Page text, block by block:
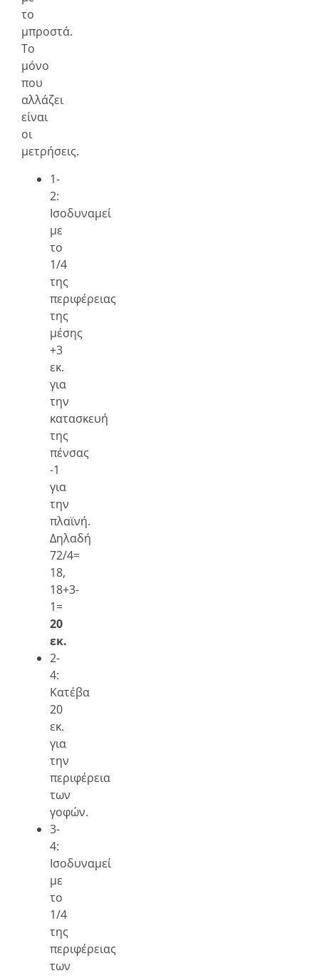
το
μπροστά.
Το
μόνο
που
αλλάζει
είναι
οι
μετρήσεις.
1-
2:
Ισοδυναμεί
με
το
1/4
της
περιφέρειας
της
μέσης
+3
εκ.
για
την
κατασκευή
της
πένσας
-1
για
την
πλαϊνή.
Δηλαδή
72/4=
18,
18+3-
1=
20
εκ.
2-
4:
Κατέβα
20
εκ.
για
την
περιφέρεια
των
γοφών.
3-
4:
Ισοδυναμεί
με
το
1/4
της
περιφέρειας
των